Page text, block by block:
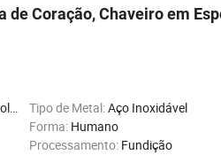
Coração, Chaveiro em
Tipo de Metal:Aço Inoxidável
Forma: Humano
Processamento: Fundição